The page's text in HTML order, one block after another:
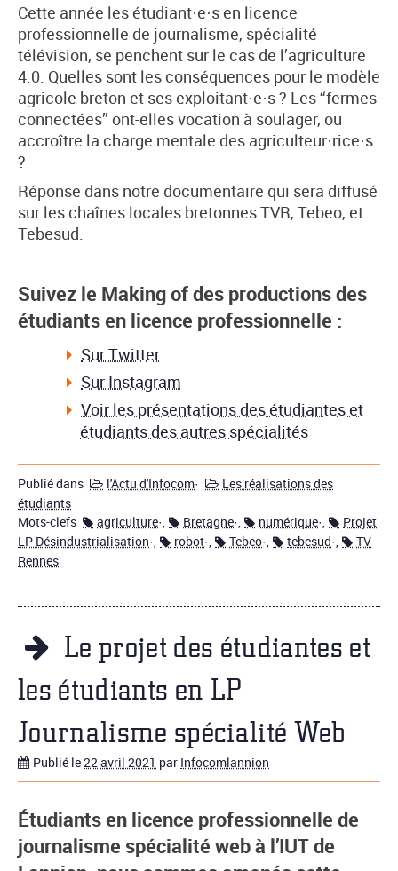
Cette année les étudiant·e·s en licence
professionnelle de journalisme, spécialité
télévision, se penchent sur le cas de l’agriculture
4.0. Quelles sont les conséquences pour le modèle
agricole breton et ses exploitant·e·s ? Les “fermes
connectées” ont-elles vocation à soulager, ou
accroître la charge mentale des agriculteur·rice·s
?
Réponse dans notre documentaire qui sera diffusé
sur les chaînes locales bretonnes TVR, Tebeo, et
Tebesud.
Suivez le Making of des productions des
étudiants en licence professionnelle :
Sur Twitter
Sur Instagram
Voir les présentations des étudiantes et
étudiants des autres spécialités
Publié dans l'Actu d'Infocom·
Les réalisations des
étudiants
Mots-clefs
agriculture·, Bretagne·, numérique·,
Projet
LP Désindustrialisation·, robot·, Tebeo·, tebesud·,
TV
Rennes
Le projet des étudiantes et
les étudiants en LP
Journalisme spécialité Web
Publié le22 avril 2021 par Infocomlannion
Étudiants en licence professionnelle de
journalisme spécialité web à l’IUT de